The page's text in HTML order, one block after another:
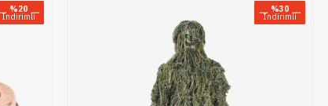
%20
Indirimli
%30
Indirimli